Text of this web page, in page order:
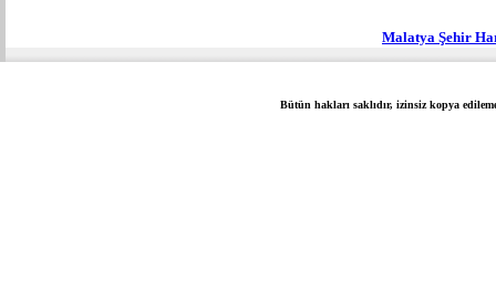
Malatya Şehir
Bütün hakları saklıdır, izinsiz kopya